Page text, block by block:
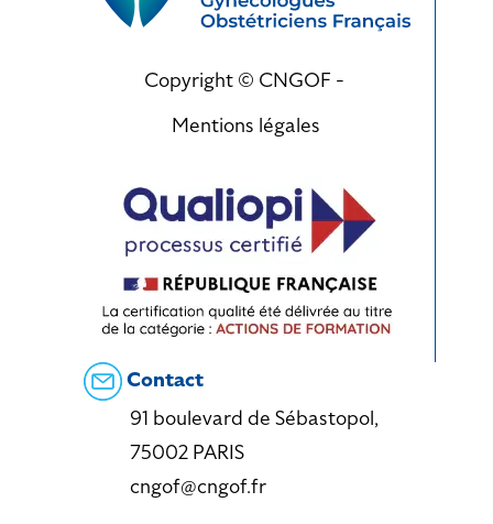
Copyright © CNGOF -
Mentions légales
Contact
91 boulevard de Sébastopol,
75002 PARIS
cngof@cngof.fr